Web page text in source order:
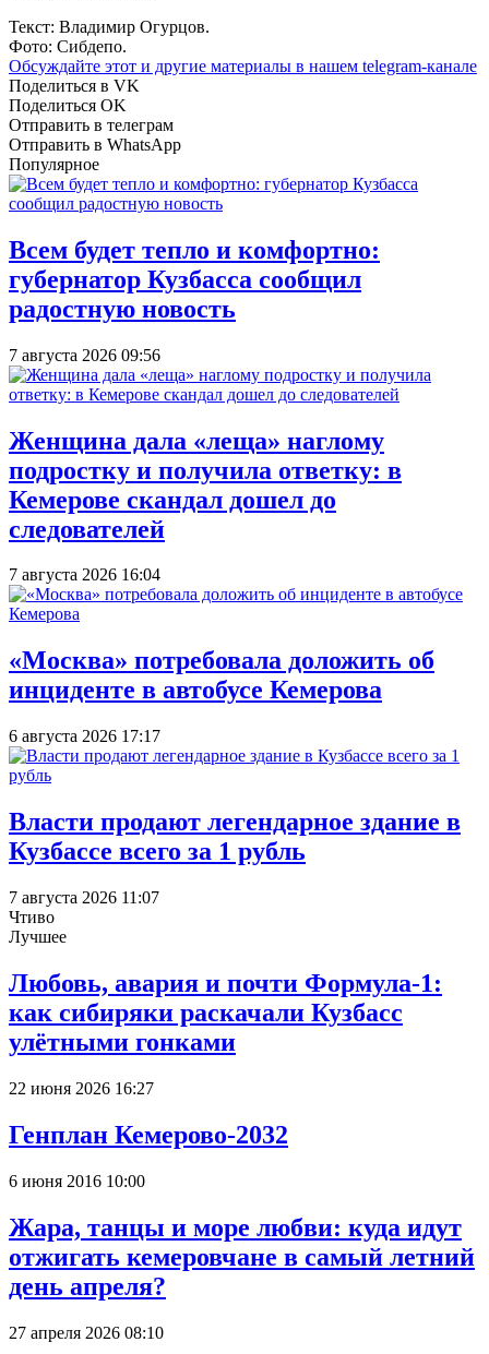
Текст: Владимир Огурцов.
Фото: Сибдепо.
Обсуждайте этот и другие материалы в нашем telegram-канале
Поделиться в VK
Поделиться OK
Отправить в телеграм
Отправить в WhatsApp
Популярное
Всем будет тепло и комфортно:
губернатор Кузбасса сообщил
радостную новость
7 августа 2026 09:56
Женщина дала «леща» наглому
подростку и получила ответку: в
Кемерове скандал дошел до
следователей
7 августа 2026 16:04
«Москва» потребовала доложить об
инциденте в автобусе Кемерова
6 августа 2026 17:17
Власти продают легендарное здание в
Кузбассе всего за 1 рубль
7 августа 2026 11:07
Чтиво
Лучшее
Любовь, авария и почти Формула-1:
как сибиряки раскачали Кузбасс
улётными гонками
22 июня 2026 16:27
Генплан Кемерово-2032
6 июня 2016 10:00
Жара, танцы и море любви: куда идут
отжигать кемеровчане в самый летний
день апреля?
27 апреля 2026 08:10